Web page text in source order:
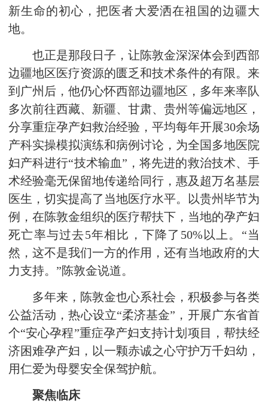
新生命的初心，把医者大爱洒在祖国的边疆大
地。
也正是那段日子，让陈敦金深深体会到西部
边疆地区医疗资源的匮乏和技术条件的有限。来
到广州后，他仍心怀西部边疆地区，多年来率队
多次前往西藏、新疆、甘肃、贵州等偏远地区，
分享重症孕产妇救治经验，平均每年开展30余场
产科实操模拟演练和病例讨论，为全国多地医院
妇产科进行“技术输血”，将先进的救治技术、手
术经验毫无保留地传递给同行，惠及超万名基层
医生，切实提高了当地医疗水平。以贵州毕节为
例，在陈敦金组织的医疗帮扶下，当地的孕产妇
死亡率与过去5年相比，下降了50%以上。“当
然，这不是我们一方的作用，还有当地政府的大
力支持。”陈敦金说道。
多年来，陈敦金也心系社会，积极参与各类
公益活动，热心设立“柔济基金”，开展广东省首
个“安心孕程”重症孕产妇支持计划项目，帮扶经
济困难孕产妇，以一颗赤诚之心守护万千妇幼，
用仁爱为母婴安全保驾护航。
聚焦临床